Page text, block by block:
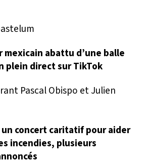
mexicain abattu d’une balle
plein direct sur TikTok
concert caritatif pour aider
incendies, plusieurs